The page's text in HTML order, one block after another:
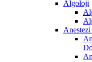
Algoloji